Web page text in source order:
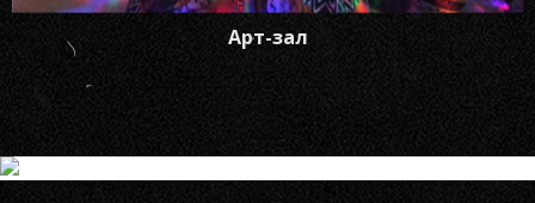
Арт-зал